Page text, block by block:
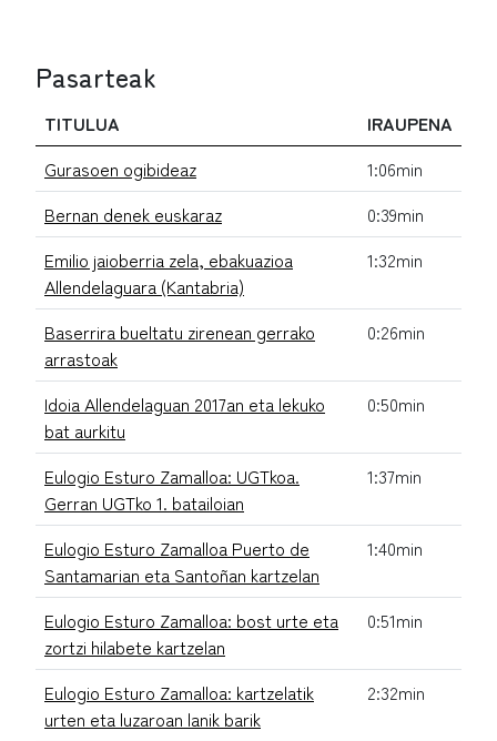
Pasarteak
TITULUA
IRAUPENA
Gurasoen ogibideaz
1:06min
Bernan denek euskaraz
0:39min
Emilio jaioberria zela, ebakuazioa
Allendelaguara (Kantabria)
1:32min
Baserrira bueltatu zirenean gerrako
arrastoak
0:26min
Idoia Allendelaguan 2017an eta lekuko
bat aurkitu
0:50min
Eulogio Esturo Zamalloa: UGTkoa.
Gerran UGTko 1. batailoian
1:37min
Eulogio Esturo Zamalloa Puerto de
Santamarian eta Santoñan kartzelan
1:40min
Eulogio Esturo Zamalloa: bost urte eta
zortzi hilabete kartzelan
0:51min
Eulogio Esturo Zamalloa: kartzelatik
urten eta luzaroan lanik barik
2:32min